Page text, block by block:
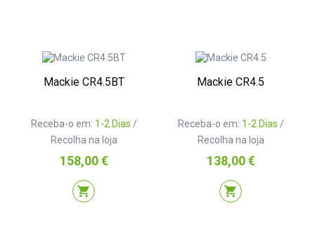
Mackie CR4.5BT
Receba-o em: 1-2 Dias /
Recolha na loja
Preço
158,00 €
shopping_cart
Mackie CR4.5
Receba-o em: 1-2 Dias /
Recolha na loja
Preço
138,00 €
shopping_cart